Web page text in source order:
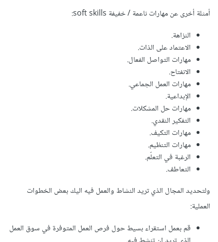
أمثلة أخرى عن مهارات ناعمة / خفيفة soft skills:
النزاهة.
الاعتماد على الذات.
مهارات التواصل الفعال.
الانفتاح.
مهارات العمل الجماعي.
الإبداعية.
مهارات حل المشكلات.
التفكير النقدي.
مهارات التكيف.
مهارات التنظيم.
الرغبة في التعلّم.
التعاطف.
ولتحديد المجال الذي تريد النشاط والعمل فيه اليك بعض الخطوات
العملية:
قم بعمل استقراء بسيط حول فرص العمل المتوفرة في سوق العمل